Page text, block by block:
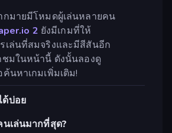
กมายมีโหมดผู้เล่นหลายคน
2 ยังมีเกมที่ให้
เล่นที่สมจริงและมีสีสันอีก
ชมในหน้านี้ ดังนั้นลองดู
นหาเกมเพิ่มเติม!
ด้บ่อย
เล่นมากที่สุด?